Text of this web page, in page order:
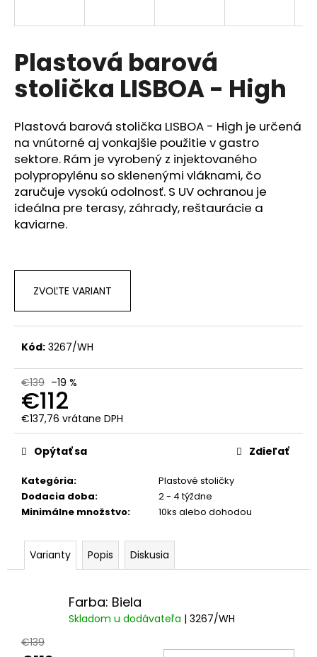
Plastová barová
stolička LISBOA - High
Plastová barová stolička LISBOA - High je určená
na vnútorné aj vonkajšie použitie v gastro
sektore. Rám je vyrobený z injektovaného
polypropylénu so sklenenými vláknami, čo
zaručuje vysokú odolnosť. S UV ochranou je
ideálna pre terasy, záhrady, reštaurácie a
kaviarne.
ZVOĽTE VARIANT
Kód: 3267/WH
€139 –19 %
€112
€137,76 vrátane DPH
Jednotková
cena:
Kategória:
Plastové stoličky
Dodacia doba:
2 - 4 týždne
Minimálne množstvo: 10ks alebo dohodou
Opýtať sa Zdieľať
Varianty Popis Diskusia
Farba: Biela
Skladom u dodávateľa | 3267/WH
€139
s
ť
?
HĽADAŤ
O
o
m
e